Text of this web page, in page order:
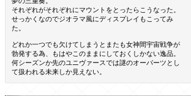
それぞれがそれぞれにマウントをとったらこうなった。
せっかくなのでジオラマ風にディスプレイもこってみ
た。
どれか一つでも欠けてしまうとまたも女神間宇宙戦争が
勃発する為、もはやこのままにしておくしかない逸品。
何シーズンか先のユニヴァースでは謎のオーパーツとし
て扱われる未来しか見えない。